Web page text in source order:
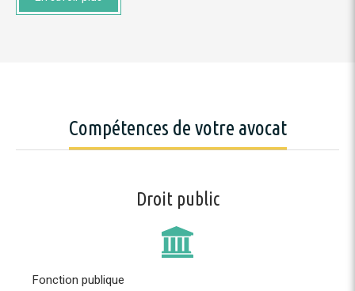
Compétences de votre avocat
Droit public
Fonction publique